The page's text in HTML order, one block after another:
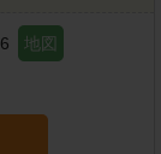
地図